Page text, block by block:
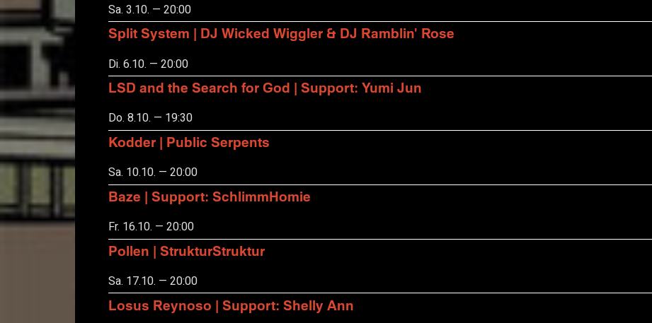
Sa. 3.10. — 20:00
Split System | DJ Wicked Wiggler & DJ Ramblin' Rose
Di. 6.10. — 20:00
LSD and the Search for God | Support: Yumi Jun
Do. 8.10. — 19:30
Kodder | Public Serpents
Sa. 10.10. — 20:00
Baze | Support: SchlimmHomie
Fr. 16.10. — 20:00
Pollen | StrukturStruktur
Sa. 17.10. — 20:00
Losus Reynoso | Support: Shelly Ann